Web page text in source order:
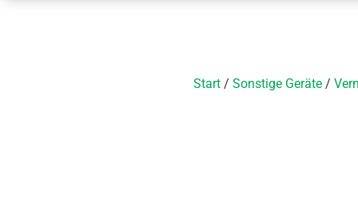
Start/ Sonstige Geräte/